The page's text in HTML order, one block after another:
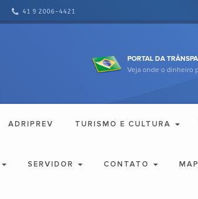
41 9 2006-4421
PORTAL DA
Veja onde o dinheiro
ADRIPREV TURISMO E CULTURA
SERVIDOR CONTATO